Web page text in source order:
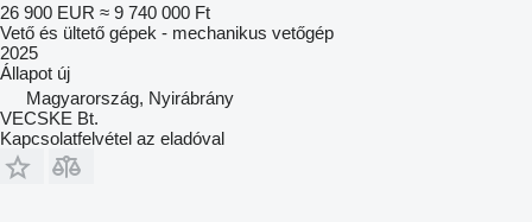
26 900 EUR ≈ 9 740 000 Ft
Vető és ültető gépek - mechanikus vetőgép
2025
Állapot új
Magyarország, Nyirábrány
VECSKE Bt.
Kapcsolatfelvétel az eladóval